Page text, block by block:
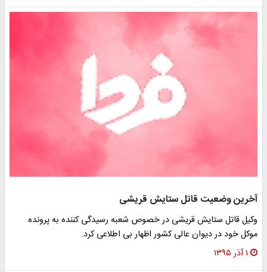
آخرین وضعیت قاتل ستایش قریشی
وکیل قاتل ستایش قریشی در خصوص شعبه رسیدگی‌ کننده به پرونده
موکل خود در دیوان عالی کشور اظهار بی اطلاعی کرد.
۱ آذر ۱۳۹۵